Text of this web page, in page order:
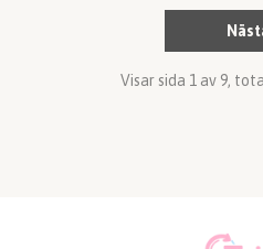
Visar sida 1 av 9,